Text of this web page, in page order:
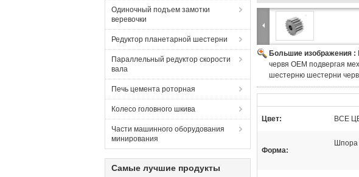
Одиночный подъем замотки
веревочки
Редуктор планетарной шестерни
Параллельный редуктор скорости
вала
Печь цемента роторная
Колесо головного шкива
Части машинного оборудования
минирования
Самые лучшие продукты
Большие изображения :
червя OEM подвергая
шестерню шестерни
Цвет: ВСЕ
Форма:
Шпора